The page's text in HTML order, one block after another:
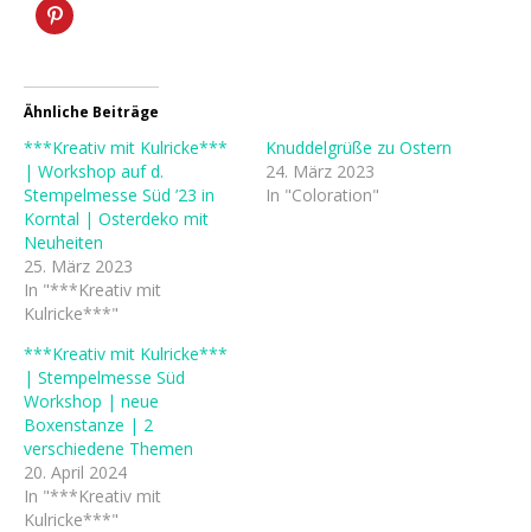
Ähnliche Beiträge
***Kreativ mit Kulricke***
| Workshop auf d.
Stempelmesse Süd ’23 in
Korntal | Osterdeko mit
Neuheiten
25. März 2023
In "***Kreativ mit
Kulricke***"
Knuddelgrüße zu Ostern
24. März 2023
In "Coloration"
***Kreativ mit Kulricke***
| Stempelmesse Süd
Workshop | neue
Boxenstanze | 2
verschiedene Themen
20. April 2024
In "***Kreativ mit
Kulricke***"